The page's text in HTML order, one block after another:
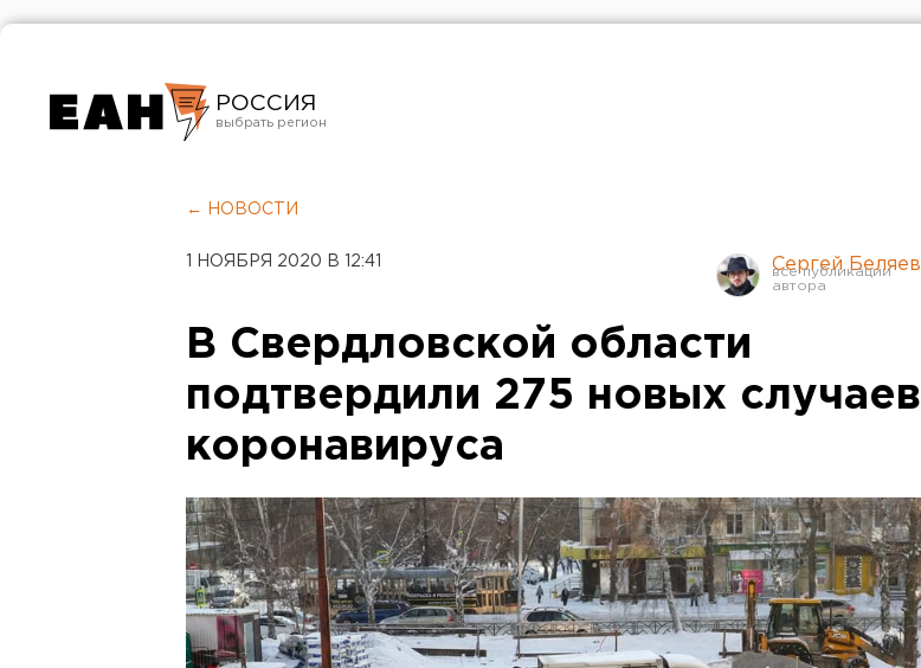
РОССИЯ
Челябинск
← НОВОСТИ
1 НОЯБРЯ 2020 В 12:41 Сергей Беляев
В Свердловской области
подтвердили 275 новых случаев
коронавируса